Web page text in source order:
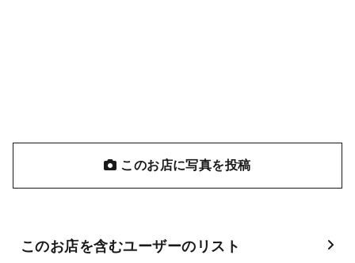
このお店に写真を投稿
このお店を含むユーザーのリスト